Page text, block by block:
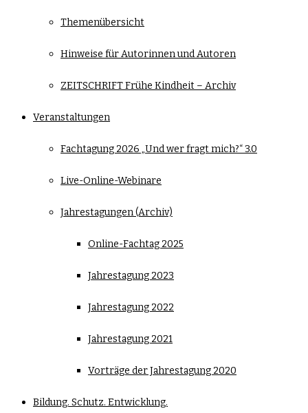
Themenübersicht
Hinweise für Autorinnen und Autoren
ZEITSCHRIFT Frühe Kindheit – Archiv
Veranstaltungen
Fachtagung 2026 „Und wer fragt mich?“ 3.0
Live-Online-Webinare
Jahrestagungen (Archiv)
Online-Fachtag 2025
Jahrestagung 2023
Jahrestagung 2022
Jahrestagung 2021
Vorträge der Jahrestagung 2020
Bildung. Schutz. Entwicklung.